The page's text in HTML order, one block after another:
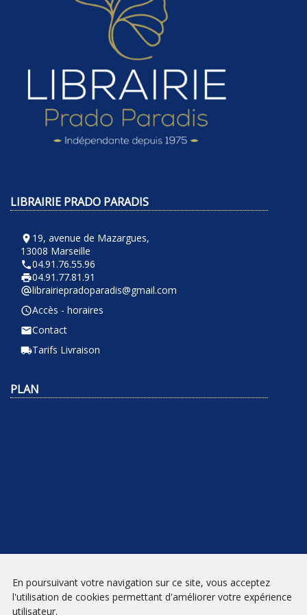
LIBRAIRIE PRADO PARADIS
room 19, avenue de Mazargues,
13008 Marseille
phone04.91.76.55.96
local_printshop04.91.77.81.91
alternate_emaillibrairiepradoparadis@gmail.com
query_builderAccès - horaires
emailContact
local_shippingTarifs Livraison
PLAN
NEWSLETTER
En poursuivant votre navigation sur ce site, vous acceptez
l'utilisation de cookies permettant d'améliorer votre expérience
utilisateur.